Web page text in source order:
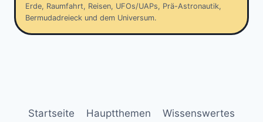
Erde, Raumfahrt, Reisen, UFOs/UAPs, Prä-Astronautik,
Bermudadreieck und dem Universum.
Startseite Hauptthemen Wissenswertes